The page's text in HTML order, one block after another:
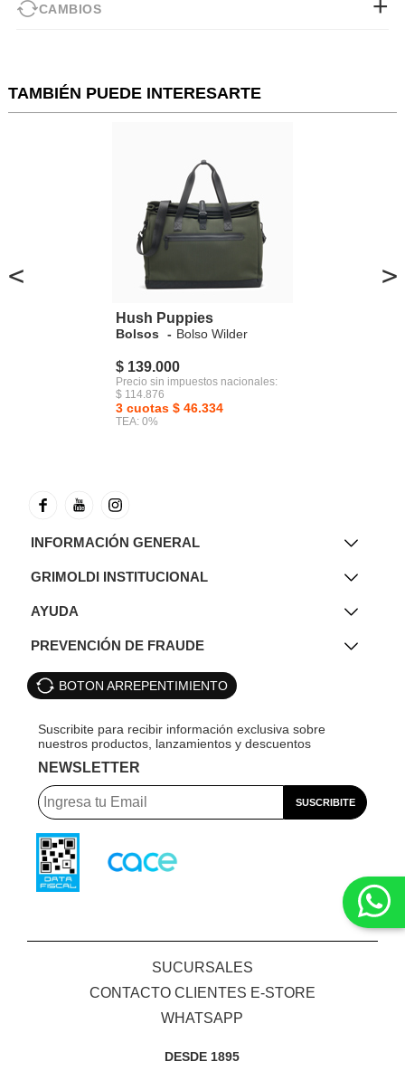
CAMBIOS
TAMBIÉN PUEDE INTERESARTE
<
Hush Puppies
Bolsos Bolso Wilder
$ 139.000
Precio sin impuestos nacionales:
$ 114.876
3 cuotas $ 46.334
TEA: 0%
>
INFORMACIÓN GENERAL
GRIMOLDI INSTITUCIONAL
AYUDA
PREVENCIÓN DE FRAUDE
SUCURSALES
CONTACTO CLIENTES E-STORE
WHATSAPP
DESDE 1895
BOTON ARREPENTIMIENTO
NEWSLETTER